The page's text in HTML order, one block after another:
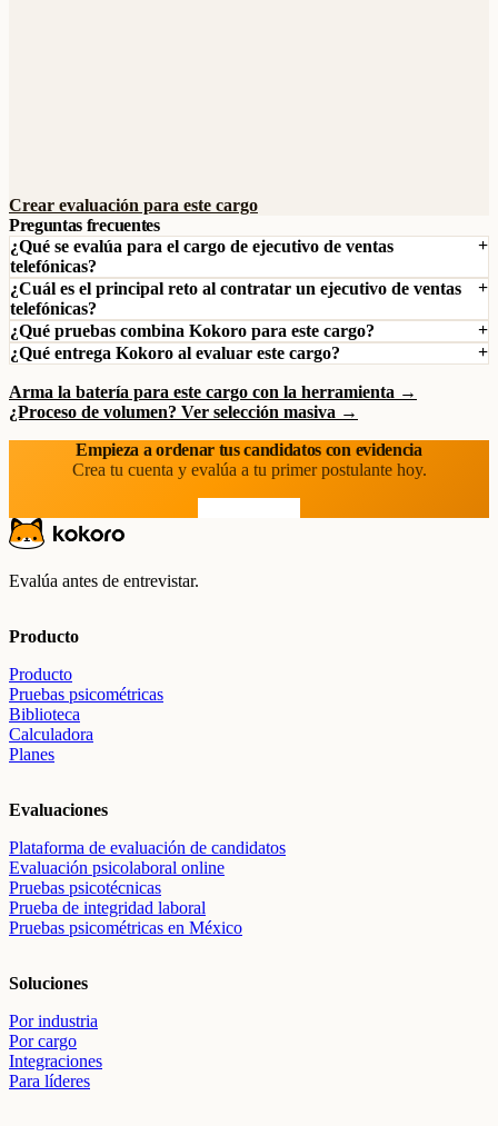
Crear evaluación para este cargo
Preguntas frecuentes
¿Qué se evalúa para el cargo de ejecutivo de ventas
telefónicas?
¿Cuál es el principal reto al contratar un ejecutivo de ventas
telefónicas?
¿Qué pruebas combina Kokoro para este cargo?
¿Qué entrega Kokoro al evaluar este cargo?
Arma la batería para este cargo con la herramienta →
¿Proceso de volumen? Ver selección masiva →
Empieza a ordenar tus candidatos con evidencia
Crea tu cuenta y evalúa a tu primer postulante hoy.
Evalúa antes de entrevistar.
Producto
Producto
Pruebas psicométricas
Biblioteca
Calculadora
Planes
Evaluaciones
Plataforma de evaluación de candidatos
Evaluación psicolaboral online
Pruebas psicotécnicas
Prueba de integridad laboral
Pruebas psicométricas en México
Soluciones
Por industria
Por cargo
Integraciones
Para líderes